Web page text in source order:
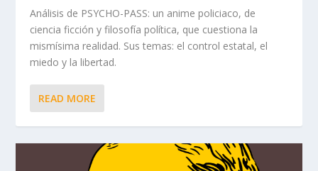
Análisis de PSYCHO-PASS: un anime policiaco, de
ciencia ficción y filosofía política, que cuestiona la
mismísima realidad. Sus temas: el control estatal, el
miedo y la libertad.
READ MORE